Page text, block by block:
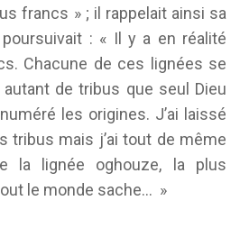
francs » ; il rappelait ainsi sa
: « Il y a en réalité
Chacune de ces lignées se
de tribus que seul Dieu
les origines. J’ai laissé
tribus mais j’ai tout de même
la lignée oghouze, la plus
le monde sache… »